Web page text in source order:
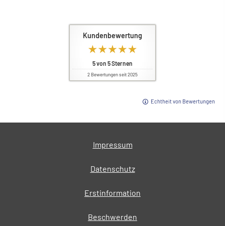
Kundenbewertung
5von 5Sternen
2 Bewertungen seit 2025
Echtheit von Bewertungen
Impressum
Datenschutz
Erstinformation
Beschwerden